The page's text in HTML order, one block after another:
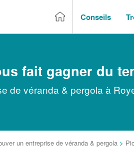
Conseils
fait gagner du
de véranda & pergola à
un entreprise de véranda & pergola >